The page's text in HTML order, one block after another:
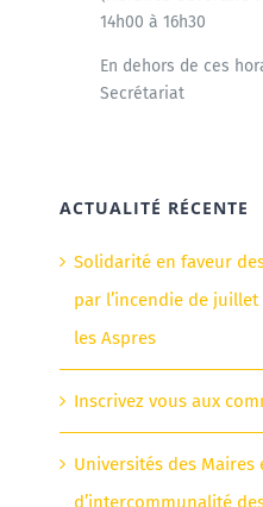
14h00 à 16h30
En dehors de ces
Secrétariat
ACTUALITÉ RÉCENTE
Solidarité en faveur
par l’incendie de
les Aspres
Inscrivez vous aux
Universités des Maires
d’intercommunalité